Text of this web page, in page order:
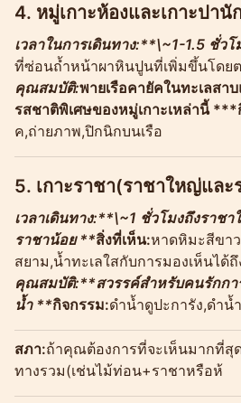
4. หมู่เกาะห้องและเกาะปานั
เวลาในการเดินทาง:**\~1-1.5 ชั่ว
ที่ซ่อนถ้ำหน้าผาหินปูนที่เพิ่มขึ้นโดย
คุณสมบัติ:พายเรือคายัคในทะเลสา
รสชาติพิเศษของหมู่เกาะเหล่านี้
ค,ถ่ายภาพ,ปิกนิกบนเรือ
5. เกาะราชา(ราชาใหญ่และ
เวลาเดินทาง:**\~1 ชั่วโมงถึงราช
ราชาน้อย **สิ่งที่เห็น:หาดหิมะสีขา
สยาม,น้ำทะเลใสกับการมองเห็นได้ถึ
คุณสมบัติ:**สวรรค์สำหรับคนรักกา
น้ำ **กิจกรรม:ดำน้ำดูปะการัง,ดำน้
สภา:ถ้าคุณต้องการที่จะเห็นมากที่สุ
ทางรวม(เช่นไม้ท่อน+ราชาหรือห้